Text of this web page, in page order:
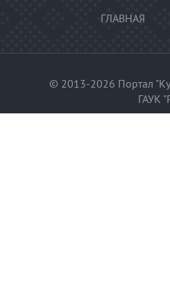
ГЛАВНАЯ
© 2013-2026 Портал
ГАУК